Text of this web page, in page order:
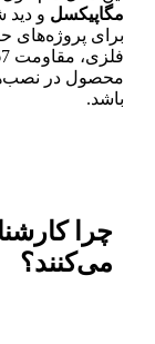
مگاپیکسل و دید
برای
محصول در
باشد.
چرا
می‌کنند؟